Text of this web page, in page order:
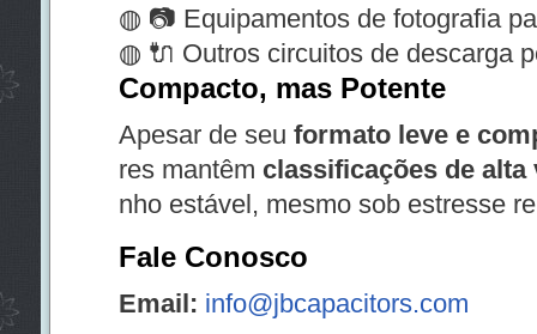
◍ 📷 Equipamentos de fotografia
◍ 🔌 Outros circuitos de descarga
Compacto, mas Potente
Apesar de seu formato leve e
res mantêm classificações de alta
nho estável, mesmo sob estresse
Fale Conosco
Email: info@jbcapacitors.com